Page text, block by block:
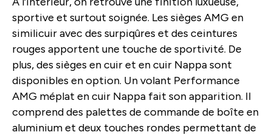
sportive et surtout soignée. Les sièges AMG en
similicuir avec des surpiqûres et des ceintures
rouges apportent une touche de sportivité. De
plus, des sièges en cuir et en cuir Nappa sont
disponibles en option. Un volant Performance
AMG méplat en cuir Nappa fait son apparition. Il
comprend des palettes de commande de boîte en
aluminium et deux touches rondes permettant de